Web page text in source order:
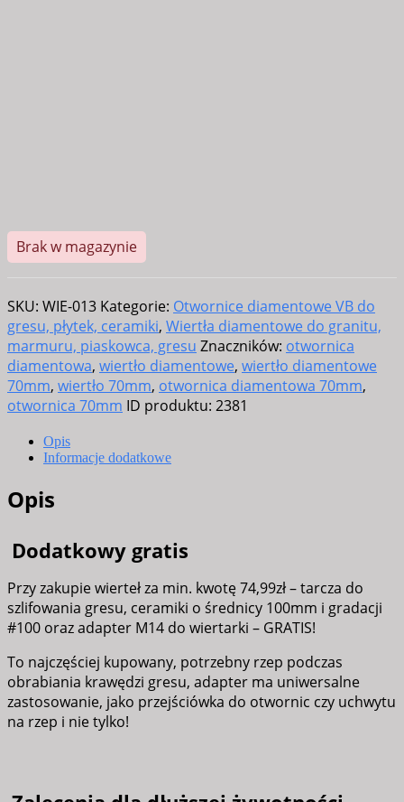
Brak w magazynie
SKU: WIE-013 Kategorie: Otwornice diamentowe VB do
gresu, płytek, ceramiki, Wiertła diamentowe do granitu,
marmuru, piaskowca, gresu Znaczników: otwornica
diamentowa, wiertło diamentowe, wiertło diamentowe
70mm, wiertło 70mm, otwornica diamentowa 70mm,
otwornica 70mm ID produktu: 2381
Opis
Informacje dodatkowe
Opis
Dodatkowy gratis
Przy zakupie wierteł za min. kwotę 74,99zł – tarcza do
szlifowania gresu, ceramiki o średnicy 100mm i gradacji
#100 oraz adapter M14 do wiertarki – GRATIS!
To najczęściej kupowany, potrzebny rzep podczas
obrabiania krawędzi gresu, adapter ma uniwersalne
zastosowanie, jako przejściówka do otwornic czy uchwytu
na rzep i nie tylko!